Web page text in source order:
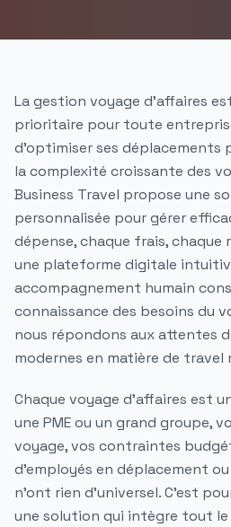
La gestion voyage d'affaires
prioritaire pour toute
d’optimiser ses déplacements
la complexité croissante des
Business Travel propose une
personnalisée pourgérer
dépense, chaque frais, chaque
une plateforme digitale
accompagnement humain
connaissance des besoins du
nous répondons aux attentes
modernes en matière de travel
Chaque voyage d'affaires est
une PME ou un grand groupe,
voyage, vos contraintes
d'employés en déplacement
n’ont rien d’universel. C’est
une solution qui intègre tout le